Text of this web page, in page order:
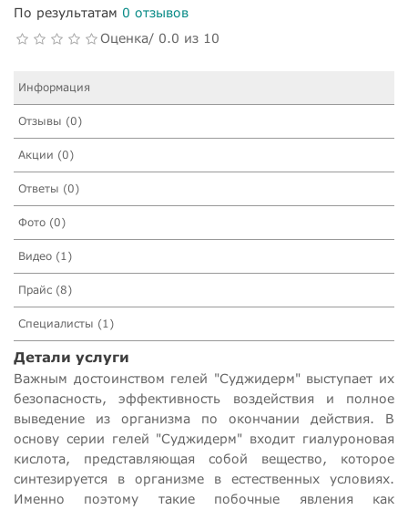
По результатам 0 отзывов
Оценка/ 0.0 из 10
Информация
Отзывы (0)
Акции (0)
Ответы (0)
Фото (0)
Видео (1)
Прайс (8)
Специалисты (1)
Детали услуги
Важным достоинством гелей "Суджидерм" выступает их
безопасность, эффективность воздействия и полное
выведение из организма по окончании действия. В
основу серии гелей "Суджидерм" входит гиалуроновая
кислота, представляющая собой вещество, которое
синтезируется в организме в естественных условиях.
Именно поэтому такие побочные явления как